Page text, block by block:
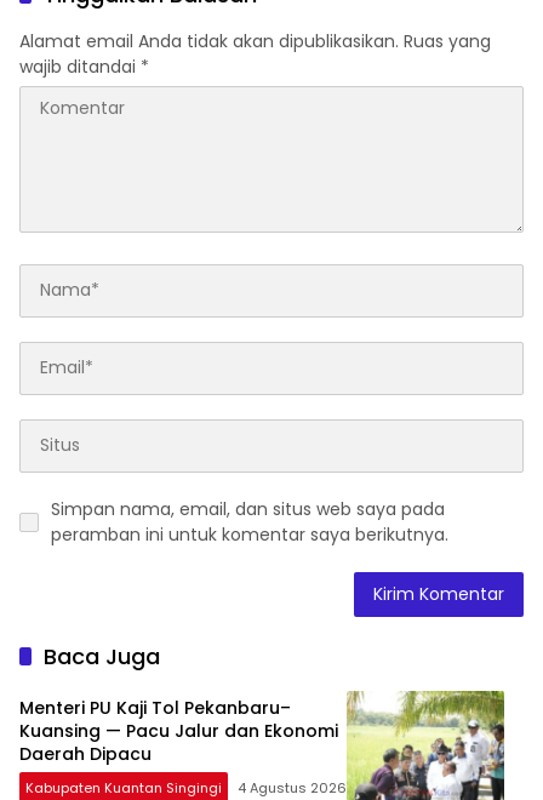
Alamat email Anda tidak akan dipublikasikan. Ruas yang
wajib ditandai *
Simpan nama, email, dan situs web saya pada
peramban ini untuk komentar saya berikutnya.
Baca Juga
Menteri PU Kaji Tol Pekanbaru–
Kuansing — Pacu Jalur dan Ekonomi
Daerah Dipacu
Kabupaten Kuantan Singingi 4 Agustus 2026